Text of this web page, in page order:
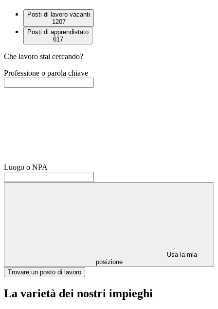
Posti di lavoro vacanti
1207
Posti di apprendistato
617
Che lavoro stai cercando?
Professione o parola chiave
Luogo o NPA
Usa la mia
posizione
Trovare un posto di lavoro
La varietà dei nostri impieghi